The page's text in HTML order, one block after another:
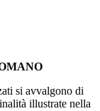
si avvalgono di
illustrate nella